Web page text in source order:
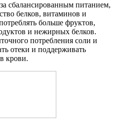
сбалансированным питанием,
белков, витаминов и
больше фруктов,
и нежирных белков.
потребления соли и
отеки и поддерживать
крови.